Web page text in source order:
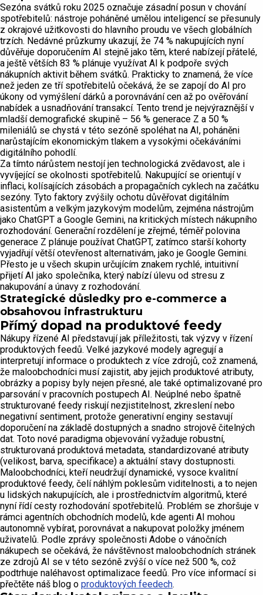
Sezóna svátků roku 2025 označuje zásadní posun v chování
spotřebitelů: nástroje poháněné umělou inteligencí se přesunuly
z okrajové užitkovosti do hlavního proudu ve všech globálních
trzích. Nedávné průzkumy ukazují, že 74 % nakupujících nyní
důvěřuje doporučením AI stejně jako těm, které nabízejí přátelé,
a ještě větších 83 % plánuje využívat AI k podpoře svých
nákupních aktivit během svátků. Prakticky to znamená, že více
než jeden ze tří spotřebitelů očekává, že se zapojí do AI pro
úkony od vymýšlení dárků a porovnávání cen až po ověřování
nabídek a usnadňování transakcí. Tento trend je nejvýraznější v
mladší demografické skupině – 56 % generace Z a 50 %
mileniálů se chystá v této sezóně spoléhat na AI, poháněni
narůstajícím ekonomickým tlakem a vysokými očekáváními
digitálního pohodlí.
Za tímto nárůstem nestojí jen technologická zvědavost, ale i
vyvíjející se okolnosti spotřebitelů. Nakupující se orientují v
inflaci, kolísajících zásobách a propagačních cyklech na začátku
sezóny. Tyto faktory zvýšily ochotu důvěřovat digitálním
asistentům a velkým jazykovým modelům, zejména nástrojům
jako ChatGPT a Google Gemini, na kritických místech nákupního
rozhodování. Generační rozdělení je zřejmé, téměř polovina
generace Z plánuje používat ChatGPT, zatímco starší kohorty
vyjadřují větší otevřenost alternativám, jako je Google Gemini.
Přesto je u všech skupin určujícím znakem rychlé, intuitivní
přijetí AI jako společníka, který nabízí úlevu od stresu z
nakupování a únavy z rozhodování.
Strategické důsledky pro e-commerce a
obsahovou infrastrukturu
Přímý dopad na produktové feedy
Nákupy řízené AI představují jak příležitosti, tak výzvy v řízení
produktových feedů. Velké jazykové modely agregují a
interpretují informace o produktech z více zdrojů, což znamená,
že maloobchodníci musí zajistit, aby jejich produktové atributy,
obrázky a popisy byly nejen přesné, ale také optimalizované pro
parsování v pracovních postupech AI. Neúplné nebo špatně
strukturované feedy riskují nezjistitelnost, zkreslení nebo
negativní sentiment, protože generativní enginy sestavují
doporučení na základě dostupných a snadno strojově čitelných
dat. Toto nové paradigma objevování vyžaduje robustní,
strukturovaná produktová metadata, standardizované atributy
(velikost, barva, specifikace) a aktuální stavy dostupnosti.
Maloobchodníci, kteří neudržují dynamické, vysoce kvalitní
produktové feedy, čelí náhlým poklesům viditelnosti, a to nejen
u lidských nakupujících, ale i prostřednictvím algoritmů, které
nyní řídí cesty rozhodování spotřebitelů. Problém se zhoršuje v
rámci agentních obchodních modelů, kde agenti AI mohou
autonomně vybírat, porovnávat a nakupovat položky jménem
uživatelů. Podle zprávy společnosti Adobe o vánočních
nákupech se očekává, že návštěvnost maloobchodních stránek
ze zdrojů AI se v této sezóně zvýší o více než 500 %, což
podtrhuje naléhavost optimalizace feedů. Pro více informací si
přečtěte náš blog o produktových feedech.